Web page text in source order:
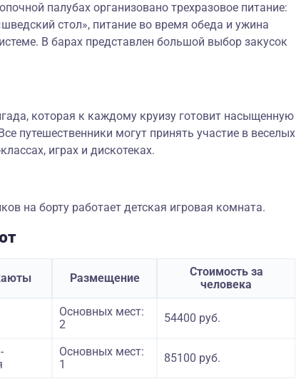
палубах организовано трехразовое питание:
стол», питание во время обеда и ужина
В барах представлен большой выбор закусок
которая к каждому круизу готовит насыщенную
путешественники могут принять участие в веселых
играх и дискотеках.
на борту работает детская игровая комната.
Размещение
Стоимость за
человека
Основных мест:
2
54400 руб.
Основных мест:
1
85100 руб.